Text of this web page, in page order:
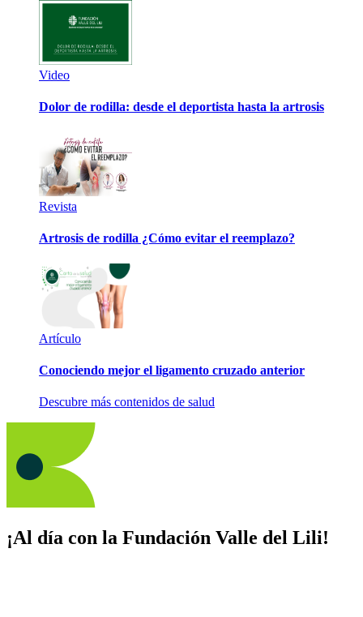
Video
Dolor de rodilla: desde el deportista hasta la artrosis
Revista
Artrosis de rodilla ¿Cómo evitar el reemplazo?
Artículo
Conociendo mejor el ligamento cruzado anterior
Descubre más contenidos de salud
¡Al día con la Fundación Valle del Lili!